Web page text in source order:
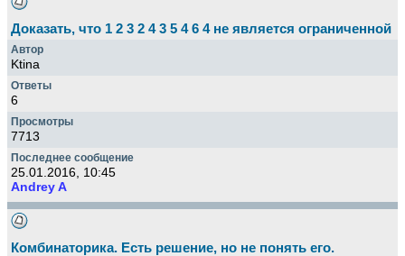
Доказать, что 1 2 3 2 4 3 5 4 6 4 не является ограниченной
Ktina
6
7713
25.01.2016, 10:45
Andrey A
Комбинаторика. Есть решение, но не понять его.